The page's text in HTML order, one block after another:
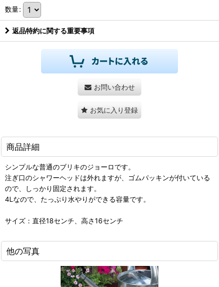
数量:
返品特約に関する重要事項
お問い合わせ
お気に入り登録
商品詳細
シンプルな普通のブリキのジョーロです。
注ぎ口のシャワーヘッドは外れますが、ゴムパッキンが付いている
ので、しっかり固定されます。
4Lなので、たっぷり水やりができる容量です。
サイズ：直径18センチ、高さ16センチ
他の写真